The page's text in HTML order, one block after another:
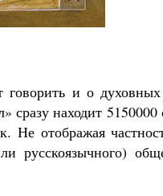
говорить и о
сразу находит 5150000
Не отображая
русскоязычного)